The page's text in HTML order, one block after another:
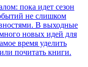
пока идет сезон
не слишком
В выходные
новых идей для
время уделить
почитать книги.